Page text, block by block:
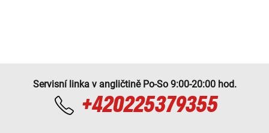
Servisní linka v angličtině Po-So 9:00-20:00 hod.
+420225379355